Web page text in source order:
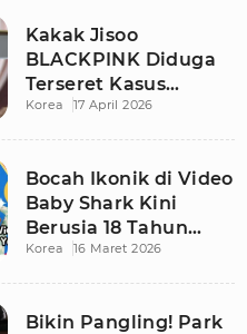
Kakak Jisoo
BLACKPINK Diduga
Terseret Kasus
Pelecehan Seksual,
Korea 17 April 2026
Bocah Ikonik di Video
Baby Shark Kini
Berusia 18 Tahun
Bikin Publik
Korea 16 Maret 2026
Bikin Pangling! Park